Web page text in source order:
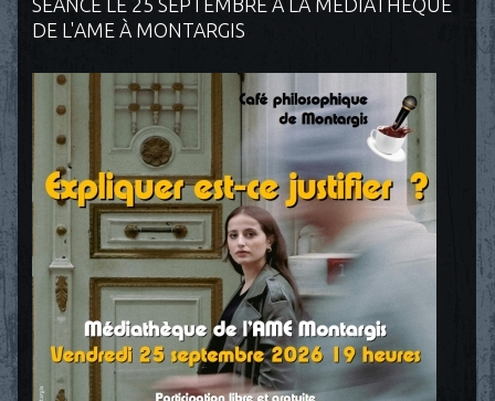
SÉANCE LE 25 SEPTEMBRE À LA MÉDIATHÈQUE
DE L'AME À MONTARGIS